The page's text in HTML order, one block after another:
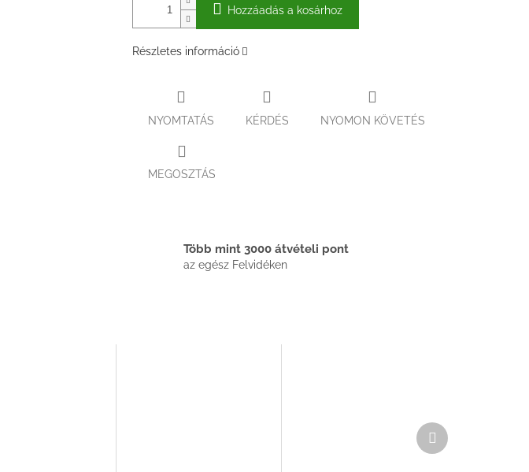
Hozzáadás a kosárhoz
Részletes információ
NYOMTATÁS KÉRDÉS NYOMON KÖVETÉS
MEGOSZTÁS
Több mint 3000 átvételi pont
az egész Felvidéken
Következő
termék